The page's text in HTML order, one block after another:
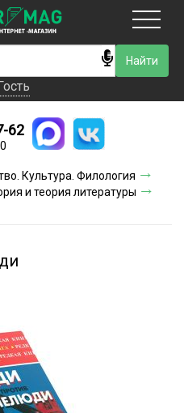
доставки
оплаты
62
Культура. Филология
и теория литературы